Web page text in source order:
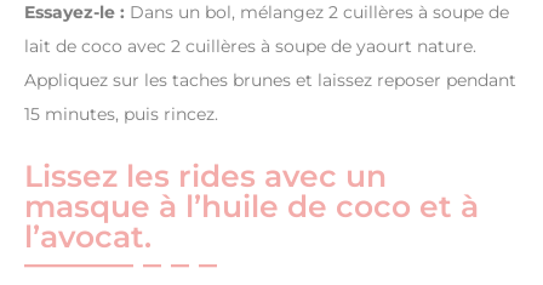
Essayez-le : Dans un bol, mélangez 2 cuillères à soupe de
lait de coco avec 2 cuillères à soupe de yaourt nature.
Appliquez sur les taches brunes et laissez reposer pendant
15 minutes, puis rincez.
Lissez les rides avec un
masque à l’huile de coco et à
l’avocat.